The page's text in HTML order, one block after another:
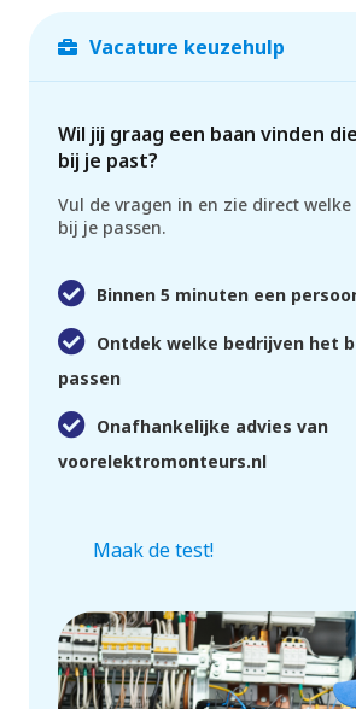
Vacature keuzehulp
Wil jij graag een baan vinden
bij je past?
Vul de vragen in en zie direct
bij je passen.
Binnen 5 minuten een
Ontdek welke bedrijven het
passen
Onafhankelijke advies van
voorelektromonteurs.nl
Maak de test!